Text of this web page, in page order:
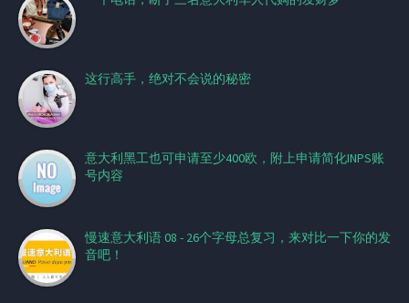
这行高手，绝对不会说的秘密
意大利黑工也可申请至少400欧，附上申请简化INPS账
号内容
慢速意大利语 08 - 26个字母总复习，来对比一下你的发
音吧！